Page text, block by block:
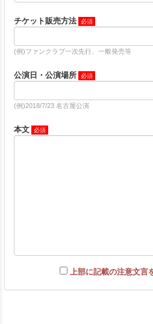
チケット販売方法
(例)ファンクラブ一次先行、一般発売等
公演日・公演場所
(例)2018/7/23 名古屋公演
本文
上部に記載の注意文言